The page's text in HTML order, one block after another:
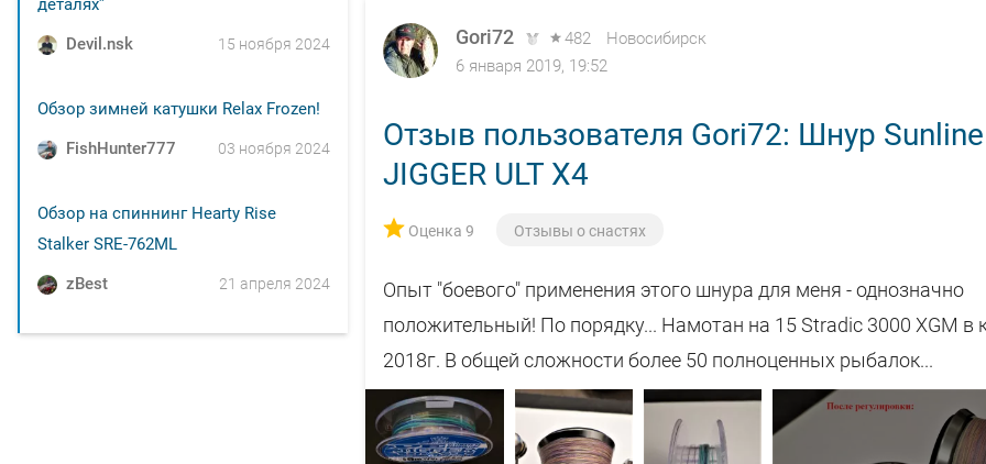
деталях”
Devil.nsk
15 ноября 2024
Обзор зимней катушки Relax Frozen!
FishHunter777
03 ноября 2024
Обзор на спиннинг Hearty Rise
Stalker SRE-762ML
zBest
21 апреля 2024
Gori72 482
Новосибирск
6 января 2019, 19:52
Отзыв пользователя Gori72: Шнур
JIGGER ULT X4
Оценка 9 Отзывы о снастях
Опыт "боевого" применения этого шнура для меня - однозначно
положительный! По порядку... Намотан на 15 Stradic 3000 XGM в
2018г. В общей сложности более 50 полноценных рыбалок...